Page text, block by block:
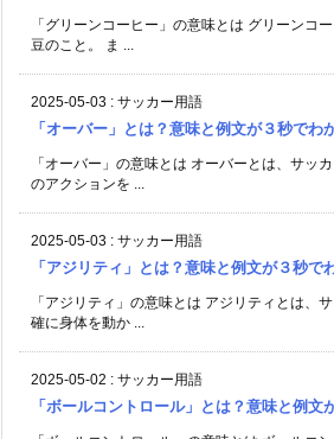
「グリーンコーヒー」の意味とは グリーンコ
豆のこと。 ま ...
2025-05-03 : サッカー用語
「オーバー」とは？意味と例文が３秒でわ
「オーバー」の意味とは オーバーとは、サッ
のアクションを ...
2025-05-03 : サッカー用語
「アジリティ」とは？意味と例文が３秒で
「アジリティ」の意味とは アジリティとは、
確に身体を動か ...
2025-05-02 : サッカー用語
「ボールコントロール」とは？意味と例文